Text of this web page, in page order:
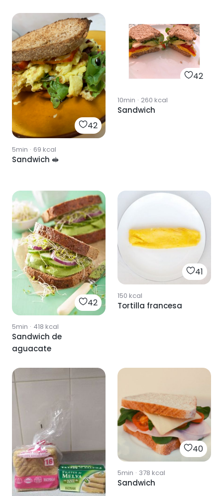
42
5min · 69 kcal
Sandwich 🥪
42
10min · 260 kcal
Sandwich
42
5min · 418 kcal
Sandwich de
aguacate
41
150 kcal
Tortilla francesa
40
5min · 378 kcal
Sandwich